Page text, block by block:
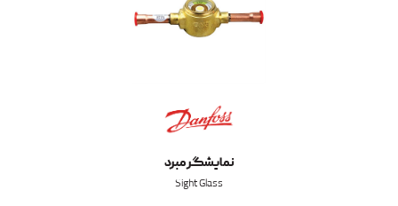
نمایشگر مبرد
Sight Glass